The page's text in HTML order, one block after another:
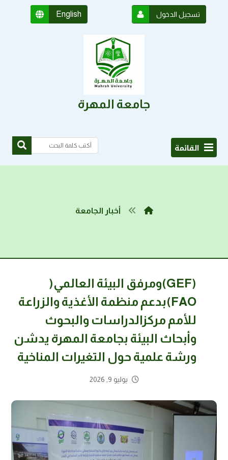
English تسجيل الدخول
جامعة المهرة
القائمة
أخبار الجامعة
(GEF)ومرفق البيئة العالمي(
FAO)بدعم منظمة الأغذية والزراعة
للأمم مركزالدراسات والبحوث
وأبحاث البيئة بجامعة المهرة يدشن
ورشة علمية حول التغيرات المناخية
يوليو 9, 2026